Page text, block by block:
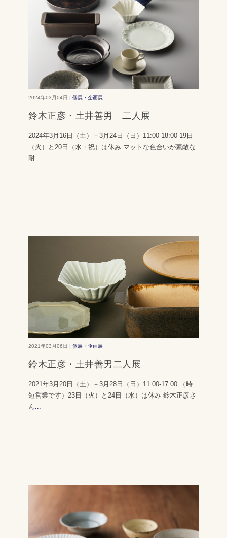
2024年03月04日 | 個展・企画展
鈴木正彦・土井善男 二人展
2024年3月16日（土）－3月24日（日）11:00-18:00 19日
（火）と20日（水・祝）は休み マットな色合いが素敵な
耐...
2021年03月06日 | 個展・企画展
鈴木正彦・土井善男二人展
2021年3月20日（土）－3月28日（日）11:00-17:00 （時
短営業です）23日（火）と24日（水）は休み 鈴木正彦さ
ん...